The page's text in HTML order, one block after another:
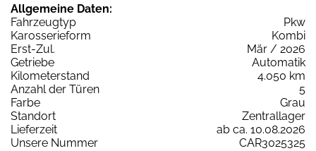
Allgemeine Daten:
Fahrzeugtyp
Pkw
Karosserieform
Kombi
Erst-Zul.
Mär / 2026
Getriebe
Automatik
Kilometerstand
4.050 km
Anzahl der Türen
5
Farbe
Grau
Standort
Zentrallager
Lieferzeit
ab ca. 10.08.2026
Unsere Nummer
CAR3025325